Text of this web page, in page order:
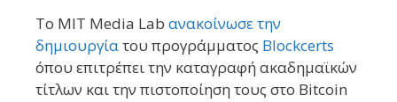
To MIT Media Lab ανακοίνωσε την
δημιουργίατου προγράμματος Blockcerts
όπου επιτρέπει την καταγραφή ακαδημαϊκών
τίτλων και την πιστοποίηση τους στο Bitcoin